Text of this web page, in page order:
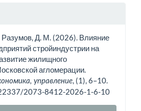
Разумов, Д. М. (2026). Влияние
стройиндустрии на
жилищного
агломерации.
управление, (1), 6–10.
2073-8412-2026-1-6-10